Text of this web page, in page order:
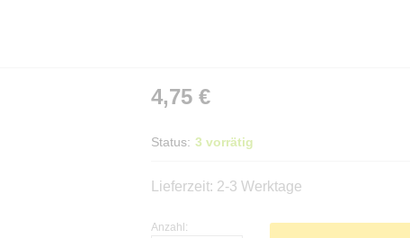
4,75 €
Status: 3 vorrätig
Lieferzeit: 2-3 Werktage
Str.
Anzahl: